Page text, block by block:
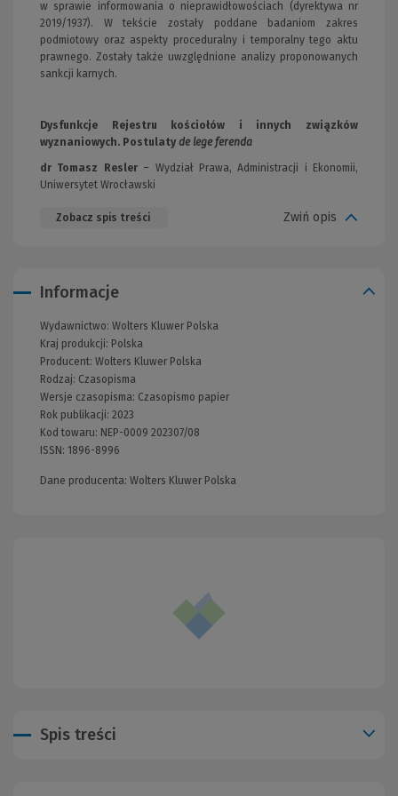
w sprawie informowania o nieprawidłowościach (dyrektywa nr
2019/1937). W tekście zostały poddane badaniom zakres
podmiotowy oraz aspekty proceduralny i temporalny tego aktu
prawnego. Zostały także uwzględnione analizy proponowanych
sankcji karnych.
Dysfunkcje Rejestru kościołów i innych związków
wyznaniowych. Postulaty de lege ferenda
dr Tomasz Resler – Wydział Prawa, Administracji i Ekonomii,
Uniwersytet Wrocławski
Zobacz spis treści Zwiń opis
Informacje
Wydawnictwo: Wolters Kluwer Polska
Kraj produkcji: Polska
Producent: Wolters Kluwer Polska
Rodzaj: Czasopisma
Wersje czasopisma: Czasopismo papier
Rok publikacji: 2023
Kod towaru: NEP-0009 202307/08
ISSN: 1896-8996
Dane producenta: Wolters Kluwer Polska
Spis treści